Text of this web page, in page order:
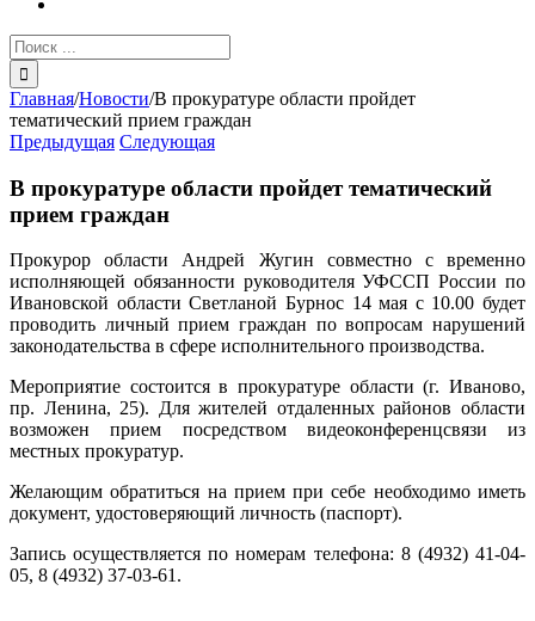
Результат
поиска:
Главная/Новости/В прокуратуре области пройдет
тематический прием граждан
Предыдущая Следующая
В прокуратуре области пройдет тематический
прием граждан
Прокурор области Андрей Жугин совместно с временно
исполняющей обязанности руководителя УФССП России по
Ивановской области Светланой Бурнос 14 мая с 10.00 будет
проводить личный прием граждан по вопросам нарушений
законодательства в сфере исполнительного производства.
Мероприятие состоится в прокуратуре области (г. Иваново,
пр. Ленина, 25). Для жителей отдаленных районов области
возможен прием посредством видеоконференцсвязи из
местных прокуратур.
Желающим обратиться на прием при себе необходимо иметь
документ, удостоверяющий личность (паспорт).
Запись осуществляется по номерам телефона: 8 (4932) 41-04-
05, 8 (4932) 37-03-61.